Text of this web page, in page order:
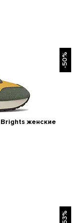
-50%
женские
-53%